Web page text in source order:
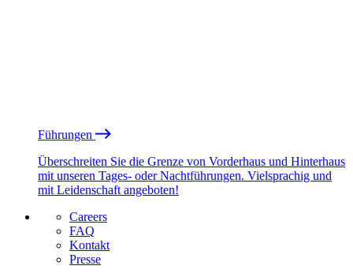
Führungen
Überschreiten Sie die Grenze von Vorderhaus und Hinterhaus
mit unseren Tages- oder Nachtführungen. Vielsprachig und
mit Leidenschaft angeboten!
Careers
FAQ
Kontakt
Presse